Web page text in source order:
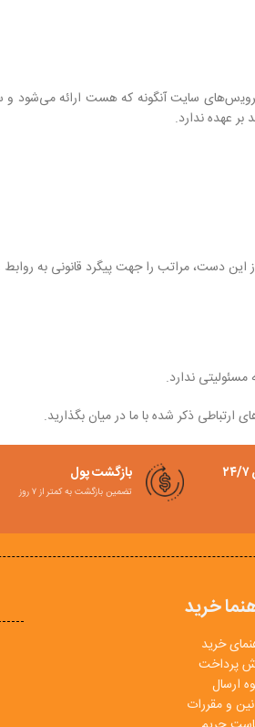
سایت آن‏گونه که هست ارائه می‏‌شود و
بر عهده ندارد.
دست، مراتب را جهت پیگرد قانونی به روابط
مسئولیتی ندارد.
ارتباطی ذکر شده با ما در میان بگذارید.
بازگشت پول
تضمین بازگشت به کمتر از ۷ روز
خرید
خرید
پرداخت
ارسال
و مقررات